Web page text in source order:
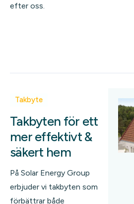
efter oss.
Takbyte
Takbyten för ett
mer effektivt &
säkert hem
På Solar Energy Group
erbjuder vi takbyten som
förbättrar både